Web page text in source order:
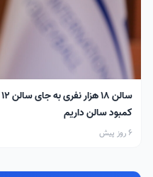
کمبود سالن داریم
6 روز پیش